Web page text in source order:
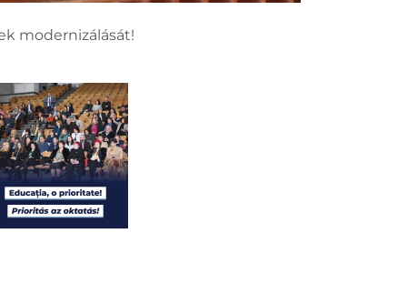
modernizálását!